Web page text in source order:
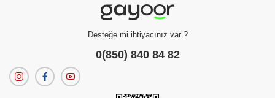
Desteğe mi ihtiyacınız var ?
0(850) 840 84 82